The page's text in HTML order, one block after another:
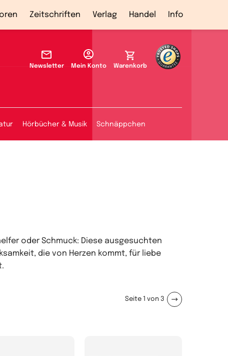
Zeitschriften Verlag Handel Info
Newsletter Mein Konto Warenkorb
Hörbücher & Musik Schnäppchen
oder Schmuck: Diese ausgesuchten
die von Herzen kommt, für liebe
Seite 1 von 3